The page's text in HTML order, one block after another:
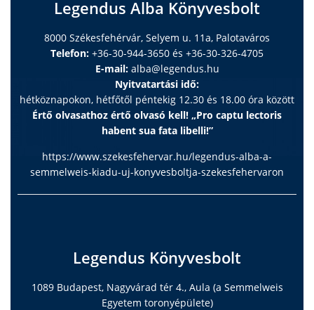
Legendus Alba Könyvesbolt
8000 Székesfehérvár, Selyem u. 11a, Palotaváros
Telefon: +36-30-944-3650 és +36-30-326-4705
E-mail: alba@legendus.hu
Nyitvatartási idő:
hétköznapokon, hétfőtől péntekig 12.30 és 18.00 óra között
Értő olvasathoz értő olvasó kell! „Pro captu lectoris
habent sua fata libelli!”
https://www.szekesfehervar.hu/legendus-alba-a-
semmelweis-kiadu-uj-konyvesboltja-szekesfehervaron
Legendus Könyvesbolt
1089 Budapest, Nagyvárad tér 4., Aula (a Semmelweis
Egyetem toronyépülete)